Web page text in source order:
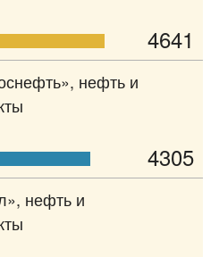
4641
нефть и
4305
нефть и